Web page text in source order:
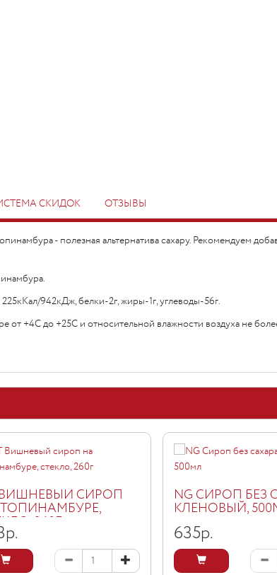
СКИДОК ОТЗЫВЫ
- полезная альтернатива сахару. Рекомендуем
942кДж, белки-2г, жиры-1г, углеводы-56г.
от +4С до +25С и относительной влажности воздуха не
ВИШНЕВЫЙ СИРОП
260Г
р.
NG СИРОП БЕЗ
КЛЕНОВЫЙ,
635р.